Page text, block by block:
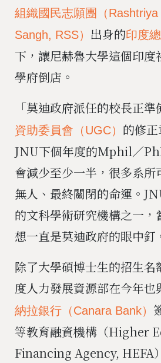
組織國民志願團（
Sangh, RSS） 出身的印度
下，讓尼赫魯大學這個印度
學府倒店。
「莫迪政府派任的校長正準
資助委員會（UGC） 的修正
JNU下個年度的Mphil／
會減少至少一半，很多系所
無人、最終關閉的命運。
的文科學術研究機構之一，
想一直是莫迪政府的眼中釘
除了大學碩博士生的招生名
度人力發展資源部在今年也
納拉銀行（Canara Bank）
等教育融資機構（Higher
Financing Agency, HEFA